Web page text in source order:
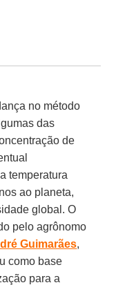
no método
das
de
temperatura
ao planeta,
global. O
pelo agrônomo
Guimarães,
como base
para a